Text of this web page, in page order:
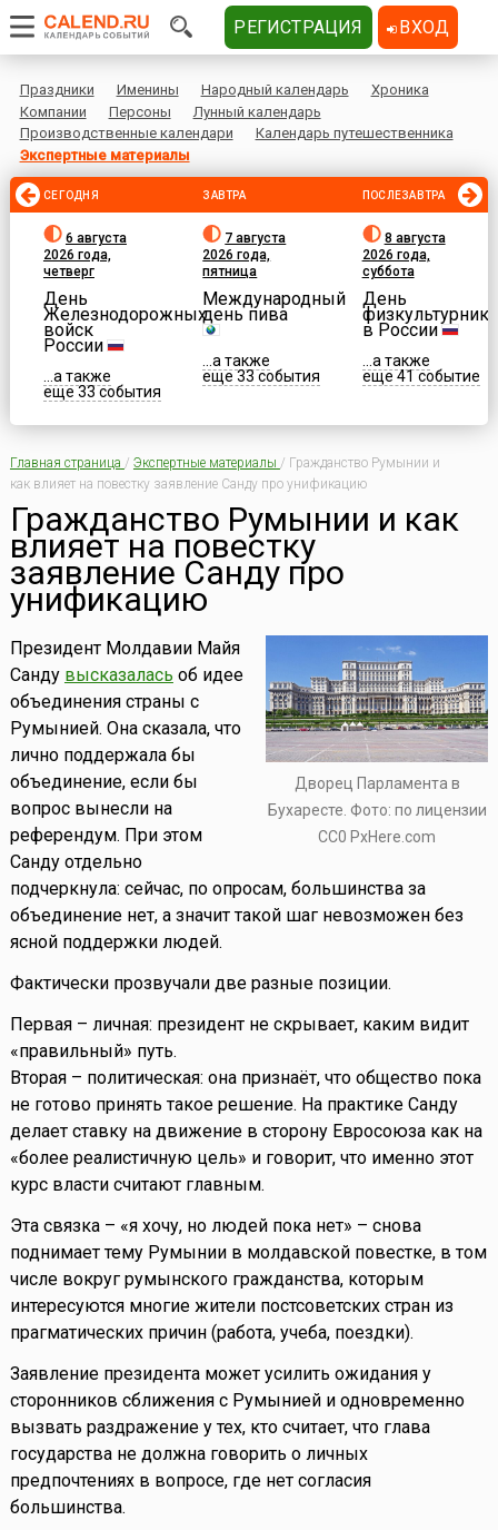
Праздники Именины Народный календарь
Хроника
Компании
Персоны
Лунный календарь
Производственные календари
Календарь путешественника
Экспертные материалы
СЕГОДНЯ
6 августа
2026 года,
четверг
День
Железнодорожных
войск
России
...а также
еще 33 события
ЗАВТРА
7 августа
2026 года,
пятница
Международный
день пива
...а также
еще 33 события
ПОСЛЕЗАВТРА
8 августа
2026 года,
суббота
День
физкультурника
в России
...а также
еще 41 событие
Главная страница / Экспертные материалы / Гражданство Румынии и
как влияет на повестку заявление Санду про унификацию
Гражданство Румынии и как
влияет на повестку
заявление Санду про
унификацию
Дворец Парламента в
Бухаресте. Фото: по лицензии
СС0 PxHere.com
Президент Молдавии Майя
Санду высказалась об идее
объединения страны с
Румынией. Она сказала, что
лично поддержала бы
объединение, если бы
вопрос вынесли на
референдум. При этом
Санду отдельно
подчеркнула: сейчас, по опросам, большинства за
объединение нет, а значит такой шаг невозможен без
ясной поддержки людей.
Фактически прозвучали две разные позиции.
Первая – личная: президент не скрывает, каким видит
«правильный» путь.
Вторая – политическая: она признаёт, что общество пока
не готово принять такое решение. На практике Санду
делает ставку на движение в сторону Евросоюза как на
«более реалистичную цель» и говорит, что именно этот
курс власти считают главным.
Эта связка – «я хочу, но людей пока нет» – снова
поднимает тему Румынии в молдавской повестке, в том
числе вокруг румынского гражданства, которым
интересуются многие жители постсоветских стран из
прагматических причин (работа, учеба, поездки).
Заявление президента может усилить ожидания у
сторонников сближения с Румынией и одновременно
вызвать раздражение у тех, кто считает, что глава
государства не должна говорить о личных
предпочтениях в вопросе, где нет согласия
большинства.
РЕГИСТРАЦИЯ ВХОД